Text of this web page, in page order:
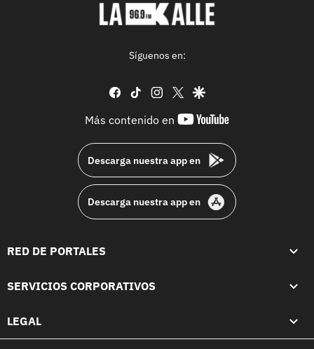
Síguenos en:
facebook
tiktok instagram
twittergoogle
Más contenido en
youtube-
Descarga nuestra app en
Descarga nuestra app en
RED DE PORTALES
SERVICIOS CORPORATIVOS
LEGAL